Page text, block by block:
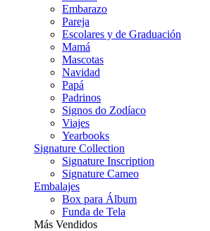
Embarazo
Pareja
Escolares y de Graduación
Mamá
Mascotas
Navidad
Papá
Padrinos
Signos do Zodíaco
Viajes
Yearbooks
Signature Collection
Signature Inscription
Signature Cameo
Embalajes
Box para Álbum
Funda de Tela
Más Vendidos